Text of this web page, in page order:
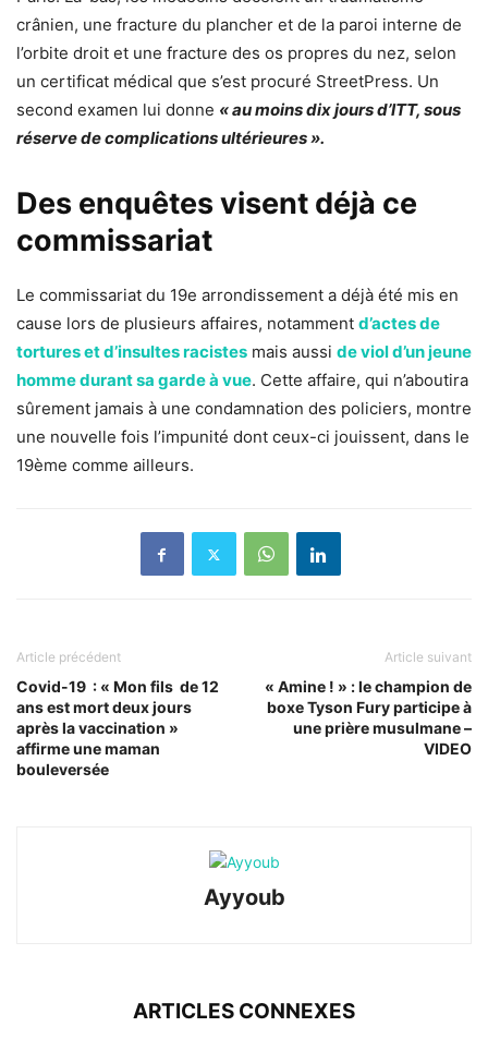
crânien, une fracture du plancher et de la paroi interne de
l’orbite droit et une fracture des os propres du nez, selon
un certificat médical que s’est procuré StreetPress. Un
second examen lui donne « au moins dix jours d’ITT, sous
réserve de complications ultérieures ».
Des enquêtes visent déjà ce
commissariat
Le commissariat du 19e arrondissement a déjà été mis en
cause lors de plusieurs affaires, notamment d’actes de
tortures et d’insultes racistes mais aussi de viol d’un jeune
homme durant sa garde à vue. Cette affaire, qui n’aboutira
sûrement jamais à une condamnation des policiers, montre
une nouvelle fois l’impunité dont ceux-ci jouissent, dans le
19ème comme ailleurs.
Article précédent
Covid-19 : « Mon fils de 12
ans est mort deux jours
après la vaccination »
affirme une maman
bouleversée
Article suivant
« Amine ! » : le champion de
boxe Tyson Fury participe à
une prière musulmane –
VIDEO
Ayyoub
ARTICLES CONNEXES